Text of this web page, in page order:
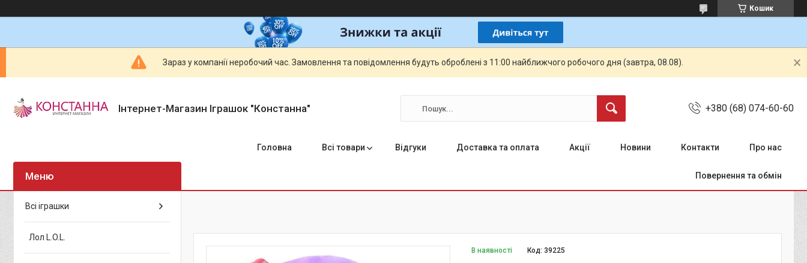
Кошик
Зараз у компанії неробочий час. Замовлення та повідомлення будуть оброблені з 11:00 найближчого робочого дня (завтра, 08.08).
Інтернет-Магазин Іграшок "Констанна" +380 (68) 074-60-60
Головна Всі товари Відгуки Доставка та оплата Акції Новини Контакти Про нас
Повернення та обмін
В наявності Код:39225
Всі іграшки
Лол L.O.L.